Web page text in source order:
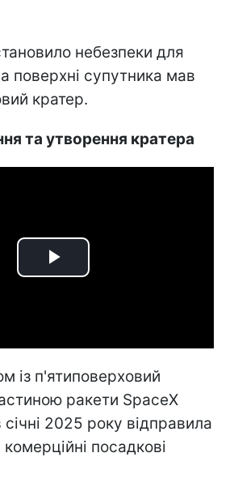
небезпеки для
поверхні супутника мав
кратер.
та утворення кратера
Play
із п'ятиповерховий
ракети SpaceX
2025 року відправила
посадкові